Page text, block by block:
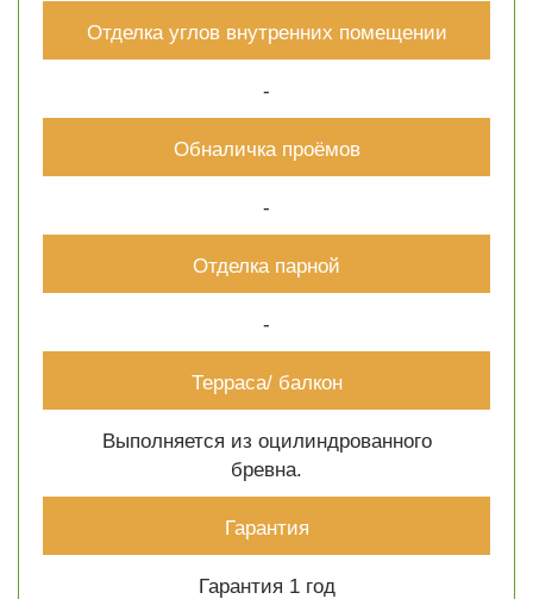
Отделка углов внутренних помещении
-
Обналичка проёмов
-
Отделка парной
-
Терраса/ балкон
Выполняется из оцилиндрованного
бревна.
Гарантия
Гарантия 1 год